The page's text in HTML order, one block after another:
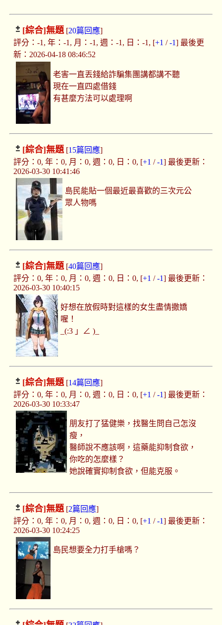
[綜合]無題[20篇回應]
評分：-1, 年：-1, 月：-1, 週：-1, 日：-1, [+1 /-1] 最後更
新：2026-04-18 08:46:52
老害一直丟錢給詐騙集團講都講不聽
現在一直四處借錢
有甚麼方法可以處理啊
[綜合]無題[15篇回應]
評分：0, 年：0, 月：0, 週：0, 日：0, [+1 /-1] 最後更新：
2026-03-30 10:41:46
島民能貼一個最近最喜歡的三次元公
眾人物嗎
[綜合]無題[40篇回應]
評分：0, 年：0, 月：0, 週：0, 日：0, [+1 /-1] 最後更新：
2026-03-30 10:40:15
好想在放假時對這樣的女生盡情撒嬌
喔！
_(:3 」∠ )_
[綜合]無題[14篇回應]
評分：0, 年：0, 月：0, 週：0, 日：0, [+1 /-1] 最後更新：
2026-03-30 10:33:47
朋友打了猛健樂，找醫生問自己怎沒
瘦，
醫師說不應該啊，這藥能抑制食欲，
你吃的怎麼樣？
她說確實抑制食欲，但能克服。
[綜合]無題[2篇回應]
評分：0, 年：0, 月：0, 週：0, 日：0, [+1 /-1] 最後更新：
2026-03-30 10:24:25
島民想要全力打手槍嗎？